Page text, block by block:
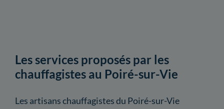
Les services proposés par les
chauffagistes au Poiré-sur-Vie
Les artisans chauffagistes du Poiré-sur-Vie